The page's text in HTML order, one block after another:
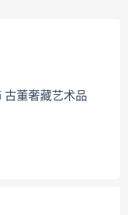
古董奢藏艺术品